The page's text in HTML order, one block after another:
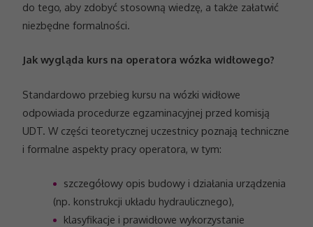
do tego, aby zdobyć stosowną wiedzę, a także załatwić
niezbędne formalności.
Jak wygląda kurs na operatora wózka widłowego?
Standardowo przebieg kursu na wózki widłowe
odpowiada procedurze egzaminacyjnej przed komisją
UDT. W części teoretycznej uczestnicy poznają techniczne
i formalne aspekty pracy operatora, w tym:
szczegółowy opis budowy i działania urządzenia
(np. konstrukcji układu hydraulicznego),
klasyfikacje i prawidłowe wykorzystanie